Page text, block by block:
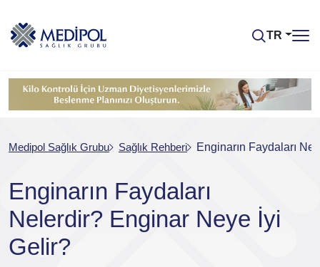
TR
Medipol Sağlık Grubu Sağlık Rehberi Enginarın Faydaları
Enginarın Faydaları
Nelerdir? Enginar Neye İyi
Gelir?